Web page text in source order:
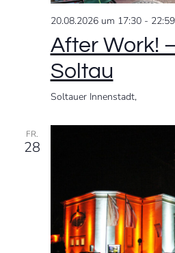
20.08.2026 um 17:30- 22:59
After Work!
Soltau
Soltauer Innenstadt,
FR.
28